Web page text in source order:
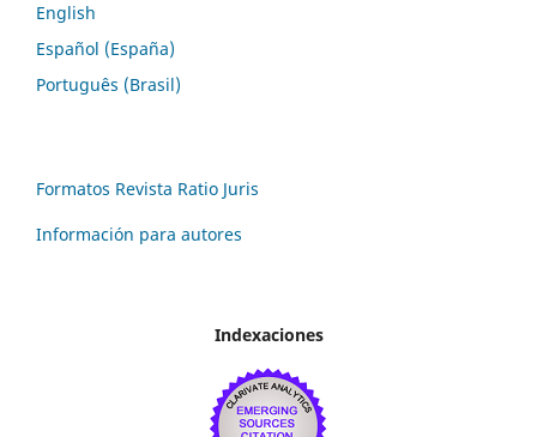
English
Español (España)
Português (Brasil)
Formatos Revista Ratio Juris
Información para autores
Indexaciones